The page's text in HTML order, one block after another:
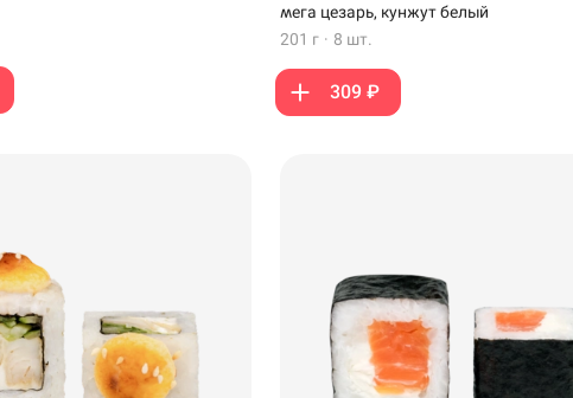
мега цезарь, кунжут белый
201 г · 8 шт.
309 ₽